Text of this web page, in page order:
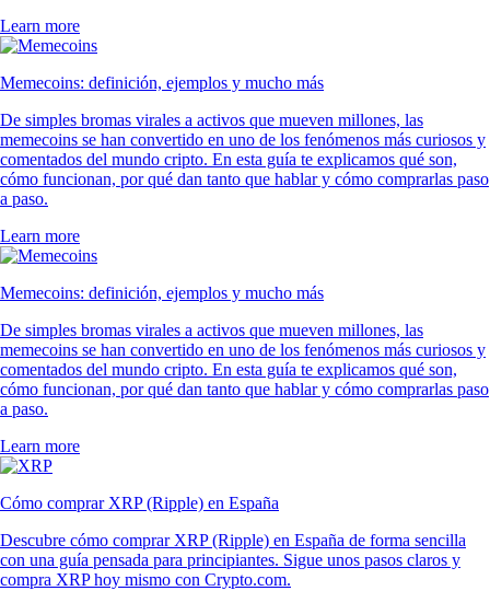
Learn more
Memecoins: definición, ejemplos y mucho más
De simples bromas virales a activos que mueven millones, las
memecoins se han convertido en uno de los fenómenos más curiosos y
comentados del mundo cripto. En esta guía te explicamos qué son,
cómo funcionan, por qué dan tanto que hablar y cómo comprarlas paso
a paso.
Learn more
Memecoins: definición, ejemplos y mucho más
De simples bromas virales a activos que mueven millones, las
memecoins se han convertido en uno de los fenómenos más curiosos y
comentados del mundo cripto. En esta guía te explicamos qué son,
cómo funcionan, por qué dan tanto que hablar y cómo comprarlas paso
a paso.
Learn more
Cómo comprar XRP (Ripple) en España
Descubre cómo comprar XRP (Ripple) en España de forma sencilla
con una guía pensada para principiantes. Sigue unos pasos claros y
compra XRP hoy mismo con Crypto.com.